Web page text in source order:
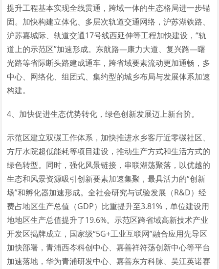
提升工程基本实现全线贯通，跨域一体的生态格局进一步锚
固。加快构建立体化、多层次轨道交通网络，沪苏湖铁路、
沪苏嘉城际、轨道交通17号线西延伸等工程加快建设，“轨
道上的示范区”加速形成。东航路—康力大道、复兴路—曙
光路等省际断头路建成通车，跨省域要素流动更加通畅，多
中心、网络化、组团式、集约型的城乡布局与发展体系加速
构建。
4、加快促进生态优势转化，绿色创新发展迈上新台阶。
示范区建立双碳工作体系，加快推进水乡客厅近零碳社区、
方厅水院超低能耗等项目建设，推动生产方式和生活方式的
绿色转型。同时，强化风景链接，串联湖荡聚落，以优越的
生态和风景资源吸引创新要素加速集聚，最具活力的“创新
场”和孵化器加速形成。全社会研究与试验发展（R&D）经
费占地区生产总值（GDP）比重提升至3.81%，单位建设用
地地区生产总值提升了19.6%。示范区跨省域高新技术产业
开发区揭牌成立，国家级“5G+工业互联网”融合应用先导区
加快部署，青浦西岑科创中心、嘉善祥符荡创新中心等平台
加速落地，华为青浦研发中心、嘉善东方科脉、吴江英诺赛